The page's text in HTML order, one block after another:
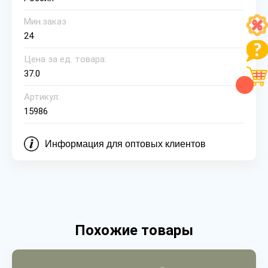
Мин.заказ
24
Цена за ед. товара:
37.0
Артикул:
15986
Информация для оптовых клиентов
Похожие товары